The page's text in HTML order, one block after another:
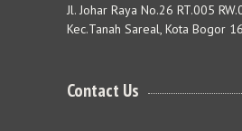
Jl. Johar Raya No.26 RT.005
Kec.Tanah Sareal, Kota Bogor
Contact Us